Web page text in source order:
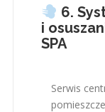
6.
i
SPA
Serwis